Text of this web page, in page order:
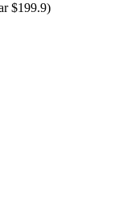
$199.9)